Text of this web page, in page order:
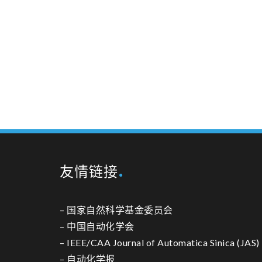
友情链接
– 国家自然科学基金委员会
– 中国自动化学会
– IEEE/CAA Journal of Automatica Sinica (JAS)
– 自动化学报